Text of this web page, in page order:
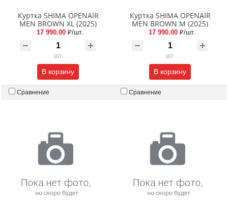
Куртка SHIMA OPENAIR
MEN BROWN XL (2025)
17 990.00 ₽/шт.
шт
В корзину
Сравнение
Куртка SHIMA OPENAIR
MEN BROWN M (2025)
17 990.00 ₽/шт.
шт
В корзину
Сравнение